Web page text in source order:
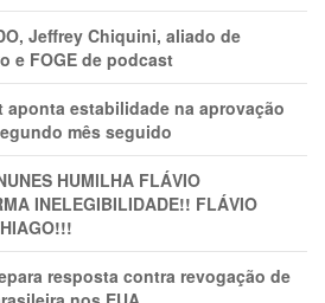
Jeffrey Chiquini, aliado de
e FOGE de podcast
aponta estabilidade na aprovação
mês seguido
HUMlLHA FLÁVIO
INELEGIBILIDADE!! FLÁVIO
resposta contra revogação de